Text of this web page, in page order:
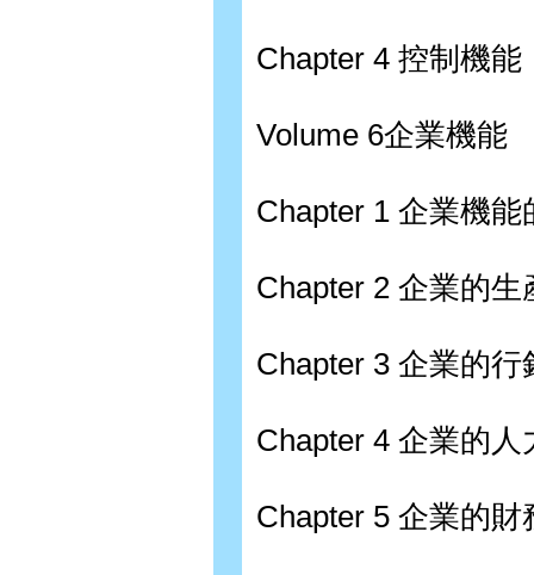
Chapter 4 控制機能
Volume 6企業機能
Chapter 1 企業機能
Chapter 2 企業的生
Chapter 3 企業的行
Chapter 4 企業的人
Chapter 5 企業的財